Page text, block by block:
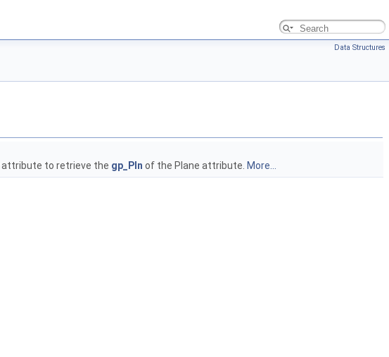
Data Structures
attribute to retrieve the gp_Pln of the Plane attribute. More...